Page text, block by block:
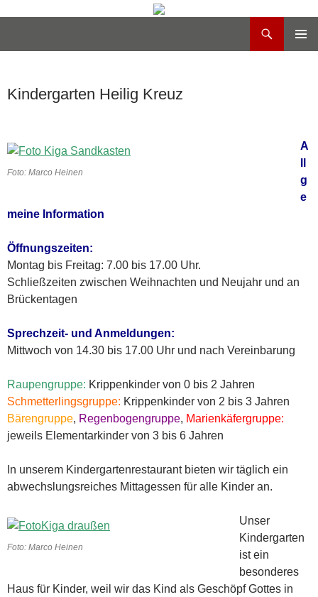
Kindergarten Heilig Kreuz
Foto: Marco Heinen
A
g
e
meine Information
Öffnungszeiten:
Montag bis Freitag: 7.00 bis 17.00 Uhr.
Schließzeiten zwischen Weihnachten und Neujahr und an
Brückentagen
Sprechzeit- und Anmeldungen:
Mittwoch von 14.30 bis 17.00 Uhr und nach Vereinbarung
Raupengruppe: Krippenkinder von 0 bis 2 Jahren
Schmetterlingsgruppe: Krippenkinder von 2 bis 3 Jahren
Bärengruppe, Regenbogengruppe, Marienkäfergruppe:
jeweils Elementarkinder von 3 bis 6 Jahren
In unserem Kindergartenrestaurant bieten wir täglich ein
abwechslungsreiches Mittagessen für alle Kinder an.
Foto: Marco Heinen
Unser
Kindergarten
ist ein
besonderes
Haus für Kinder, weil wir das Kind als Geschöpf Gottes in